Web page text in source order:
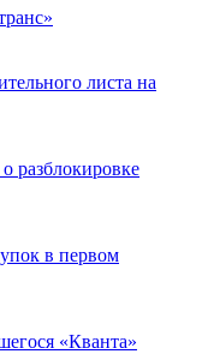
листа на
разблокировке
в первом
«Кванта»